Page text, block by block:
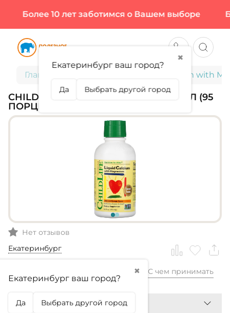
Более 10 лет заботимся о Вашем выборе
Главная ChildLife, Calcium with
CHILDLIFE, CALCIUM WITH MG, 473 МЛ (95
ПОРЦИЙ)
Нет отзывов
Екатеринбург
✖
Екатеринбург ваш город?
Да Выбрать другой город
3 380,99₽ С чем принимать
✖
Екатеринбург ваш город?
Да Выбрать другой город